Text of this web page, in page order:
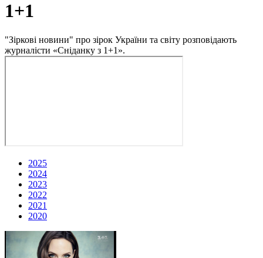
1+1
"Зіркові новини" про зірок України та світу розповідають
журналісти «Сніданку з 1+1».
2025
2024
2023
2022
2021
2020